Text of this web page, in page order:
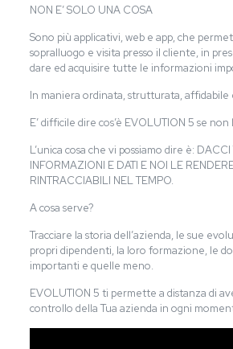
NON E’ SOLO UNA COSA
Sono più applicativi, web e app, che
sopralluogo e visita presso il cliente, in
dare ed acquisire tutte le informazioni
In maniera ordinata, strutturata, affidabile
E’ difficile dire cos’è EVOLUTION 5 se non
L’unica cosa che vi possiamo dire è: DACCI
INFORMAZIONI E DATI E NOI LE
RINTRACCIABILI NEL TEMPO.
A cosa serve?
Tracciare la storia dell’azienda, le sue
propri dipendenti, la loro formazione, le
importanti e quelle meno.
EVOLUTION 5 ti permette a distanza di
controllo della Tua azienda in ogni